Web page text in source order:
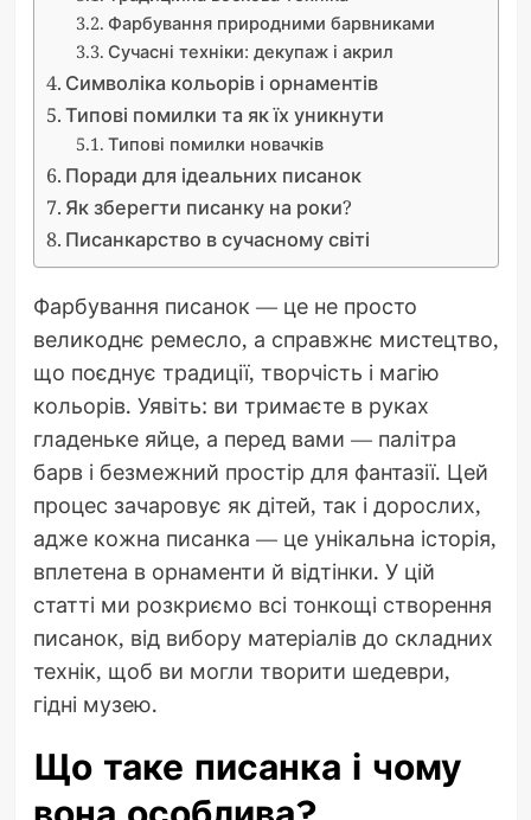
Фарбування природними барвниками
Сучасні техніки: декупаж і акрил
Символіка кольорів і орнаментів
Типові помилки та як їх уникнути
Типові помилки новачків
Поради для ідеальних писанок
Як зберегти писанку на роки?
Писанкарство в сучасному світі
Фарбування писанок — це не просто
великоднє ремесло, а справжнє мистецтво,
що поєднує традиції, творчість і магію
кольорів. Уявіть: ви тримаєте в руках
гладеньке яйце, а перед вами — палітра
барв і безмежний простір для фантазії. Цей
процес зачаровує як дітей, так і дорослих,
адже кожна писанка — це унікальна історія,
вплетена в орнаменти й відтінки. У цій
статті ми розкриємо всі тонкощі створення
писанок, від вибору матеріалів до складних
технік, щоб ви могли творити шедеври,
гідні музею.
Що таке писанка і чому